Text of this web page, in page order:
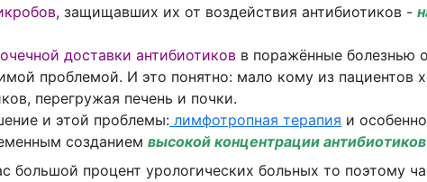
, защищавших их от воздействия антибиотиков -
доставки антибиотиков в поражённые болезнью
проблемой. И это понятно: мало кому из пациентов
перегружая печень и почки.
и этой проблемы: лимфотропная терапия и особенно
созданием высокой концентрации
большой процент урологических больных то поэтому